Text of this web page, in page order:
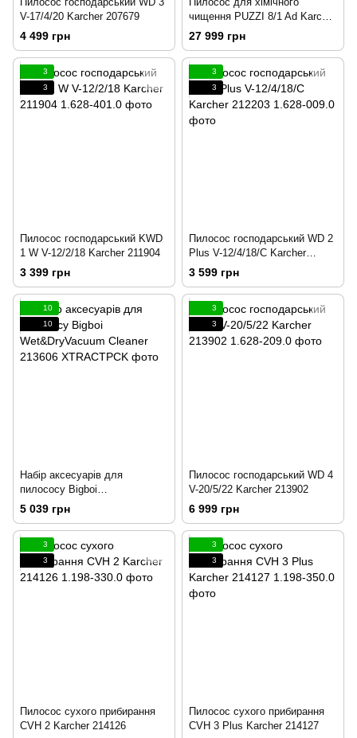
V-17/4/20 Karcher 207679
4 499 грн
чищення PUZZI 8/1 Ad Karcher
209583
27 999 грн
3
3
Пилосос господарський KWD
1 W V-12/2/18 Karcher 211904
3 399 грн
3
3
Пилосос господарський WD 2
Plus V-12/4/18/C Karcher
212203
3 599 грн
10
10
Набір аксесуарів для
пилососу Bigboi
Wet&DryVacuum Cleaner
5 039 грн
3
3
Пилосос господарський WD 4
V-20/5/22 Karcher 213902
6 999 грн
3
3
Пилосос сухого прибирання
CVH 2 Karcher 214126
3
3
Пилосос сухого прибирання
CVH 3 Plus Karcher 214127